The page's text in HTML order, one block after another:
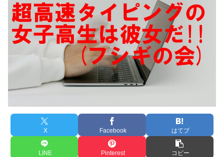
X Facebook はてブ
LINE Pinterest コピー